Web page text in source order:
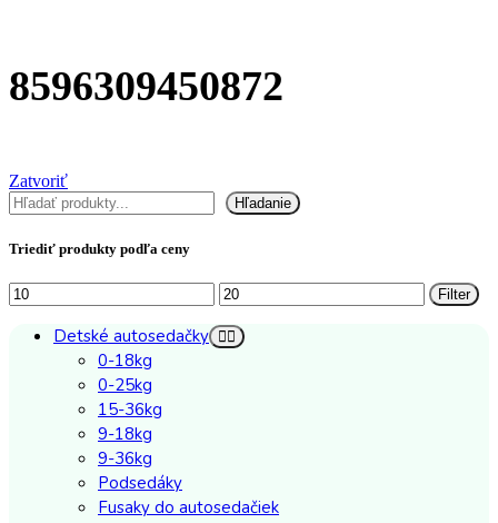
8596309450872
Zatvoriť
Hľadať
Hľadanie
Triediť produkty podľa ceny
Minimálna
cena
Maximálna
cena
Filter
Detské autosedačky
0-18kg
0-25kg
15-36kg
9-18kg
9-36kg
Podsedáky
Fusaky do autosedačiek